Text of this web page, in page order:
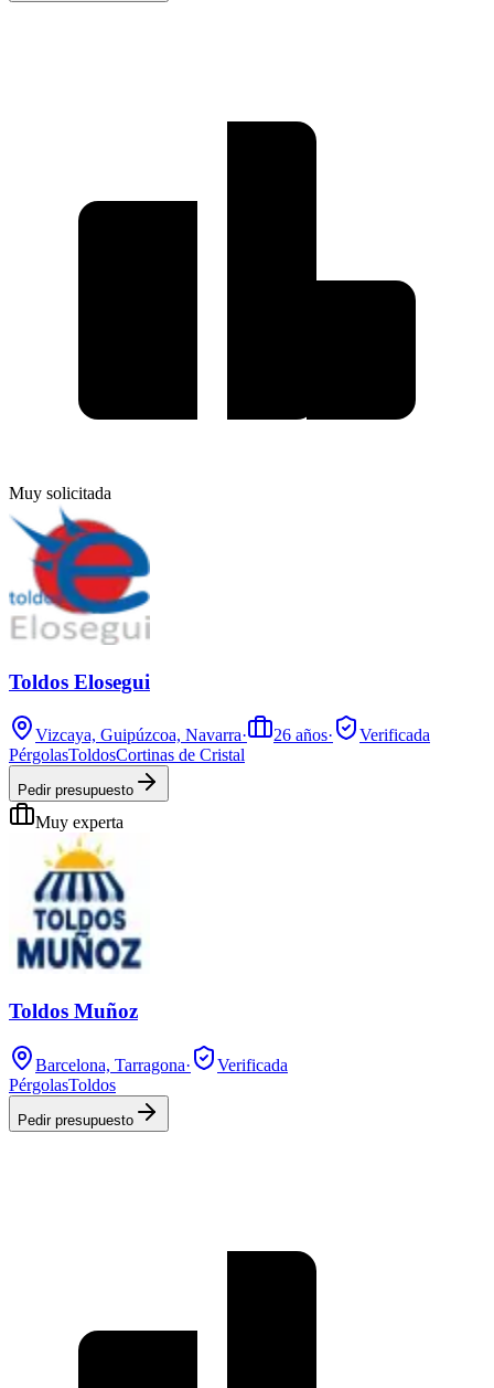
Muy solicitada
Toldos Elosegui
Vizcaya, Guipúzcoa, Navarra· 26 años·
Verificada
PérgolasToldosCortinas de Cristal
Pedir presupuesto
Muy experta
Toldos Muñoz
Barcelona, Tarragona·
Verificada
PérgolasToldos
Pedir presupuesto